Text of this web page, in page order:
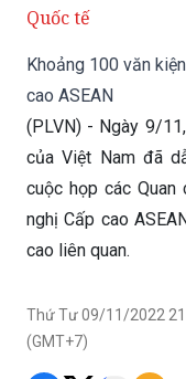
Quốc tế
Khoảng 100 văn
cao ASEAN
(PLVN) - Ngày 9/
của Việt Nam đã
cuộc họp các Quan
nghị Cấp cao
cao liên quan.
Thứ Tư 09/11/2022
(GMT+7)